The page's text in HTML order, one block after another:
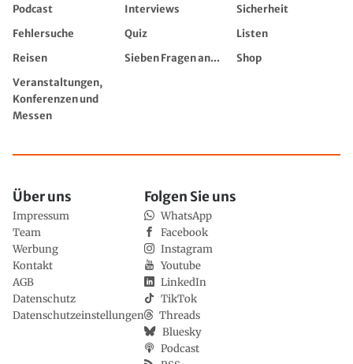
Podcast
Interviews
Sicherheit
Fehlersuche
Quiz
Listen
Reisen
Sieben Fragen an...
Shop
Veranstaltungen,
Konferenzen und
Messen
Über uns
Impressum
Team
Werbung
Kontakt
AGB
Datenschutz
Datenschutzeinstellungen
Folgen Sie uns
WhatsApp
Facebook
Instagram
Youtube
LinkedIn
TikTok
Threads
Bluesky
Podcast